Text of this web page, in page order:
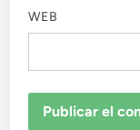
WEB